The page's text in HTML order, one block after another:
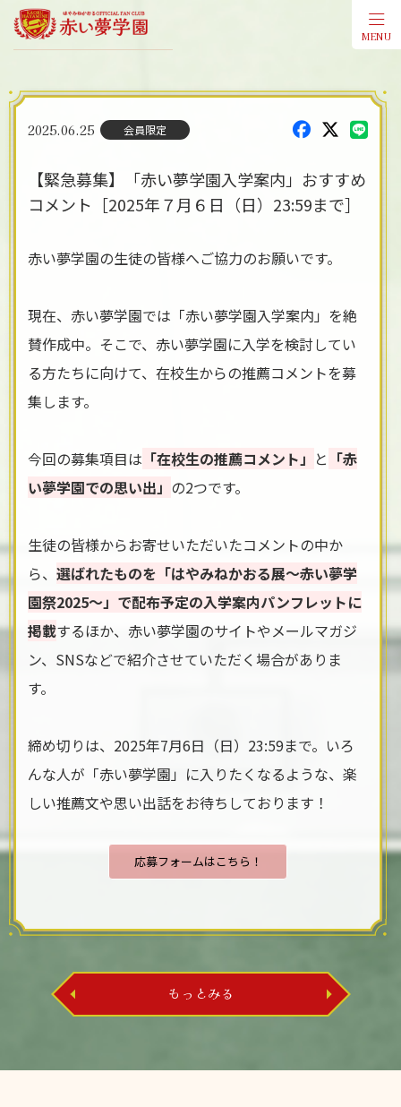
MENU
会員登録
2025.06.25 会員限定
【緊急募集】「赤い夢学園入学案内」おすすめ
コメント［2025年７月６日（日）23:59まで］
赤い夢学園の生徒の皆様へご協力のお願いです。
現在、赤い夢学園では「赤い夢学園入学案内」を絶
賛作成中。そこで、赤い夢学園に入学を検討してい
る方たちに向けて、在校生からの推薦コメントを募
集します。
今回の募集項目は 「在校生の推薦コメント」 と 「赤
い夢学園での思い出」 の2つです。
生徒の皆様からお寄せいただいたコメントの中か
ら、 選ばれたものを「はやみねかおる展～赤い夢学
園祭2025～」で配布予定の入学案内パンフレットに
掲載するほか、赤い夢学園のサイトやメールマガジ
ン、SNSなどで紹介させていただく場合がありま
す。
締め切りは、2025年7月6日（日）23:59まで。いろ
んな人が「赤い夢学園」に入りたくなるような、楽
しい推薦文や思い出話をお待ちしております！
応募フォームはこちら！
もっとみる